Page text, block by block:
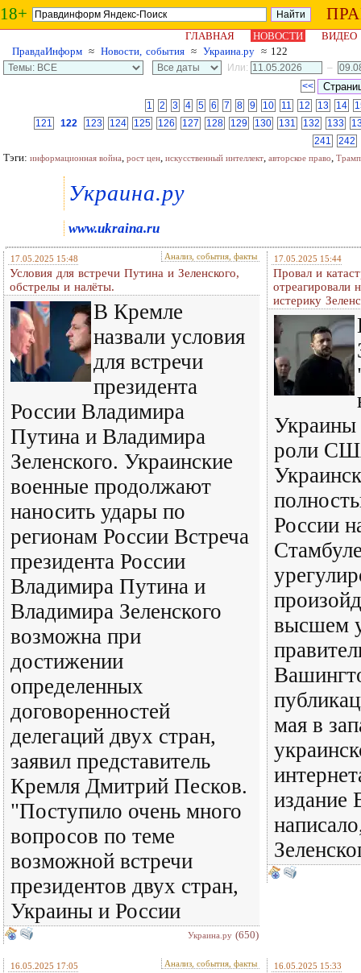
18+
ГЛАВНАЯ НОВОСТИ
ВИДЕО
ПравдаИнформ ≈ Новости, события ≈ Украина.ру ≈ 122
Или:
–
<<
1
2 3 4 5 6 7 8 9 10 11 12 13 14
121
122 123 124 125 126 127 128 129 130 131 132 133
241
242
Тэги: информационная война, рост цен, искусственный интеллект, авторское право, Трамп
Украина.ру
www.ukraina.ru
17.05.2025 15:48 Анализ, события, факты
Условия для встречи Путина и Зеленского,
обстрелы и налёты.
В Кремле
назвали условия
для встречи
президента
России Владимира
Путина и Владимира
Зеленского. Украинские
военные продолжают
наносить удары по
регионам России Встреча
президента России
Владимира Путина и
Владимира Зеленского
возможна при
достижении
определенных
договоренностей
делегаций двух стран,
заявил представитель
Кремля Дмитрий Песков.
"Поступило очень много
вопросов по теме
возможной встречи
президентов двух стран,
Украины и России
Украина.ру (650)
17.05.2025 15:44
Провал и
отреагировали
истерику
Украины
роли
России
высшем
мая в
издание
16.05.2025 17:05 Анализ, события, факты 16.05.2025 15:33